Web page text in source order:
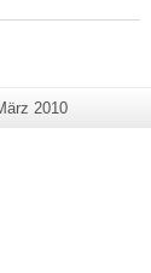
2010